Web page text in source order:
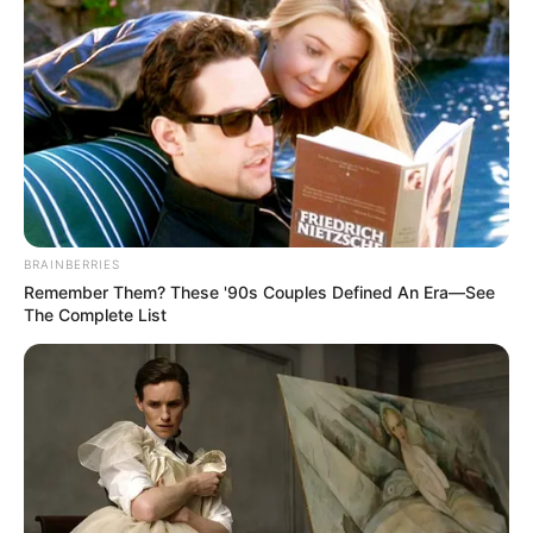
Situação dos Hospitais Federais: Sucateamento e
precariedade
Os hospitais federais estão enfrentando um verdadeiro
sucateamento. Afalta de recursos para manutenção e
atualização das instalações e equipamentos
tem levado a um
ambiente de trabalho precário para os profissionais de saúde.
BRAINBERRIES
Remember Them? These '90s Couples Defined An Era—See
The Complete List